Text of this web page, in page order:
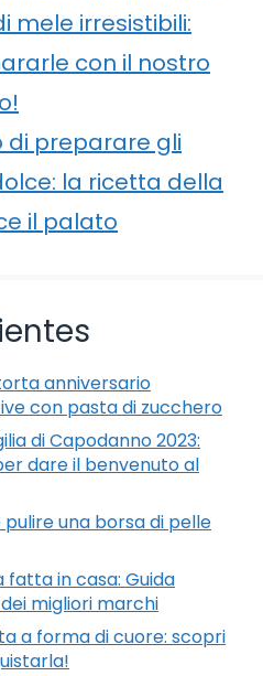
mele irresistibili:
con il nostro
di preparare gli
la ricetta della
il palato
anniversario
con pasta di zucchero
di Capodanno 2023:
dare il benvenuto al
una borsa di pelle
in casa: Guida
migliori marchi
a forma di cuore: scopri